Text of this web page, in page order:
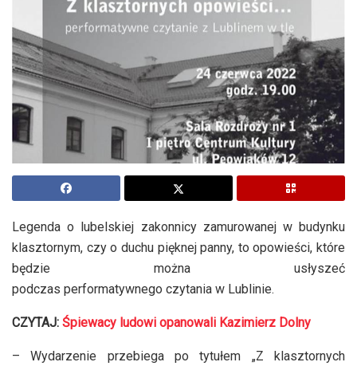
Legenda o lubelskiej zakonnicy zamurowanej w budynku
klasztornym, czy o duchu pięknej panny, to opowieści, które
będzie można usłyszeć
podczas performatywnego czytania w Lublinie.
CZYTAJ: Śpiewacy ludowi opanowali Kazimierz Dolny
– Wydarzenie przebiega po tytułem „Z klasztornych